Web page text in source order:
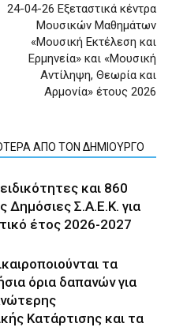
24-04-26 Εξεταστικά κέντρα
Μουσικών Μαθημάτων
«Μουσική Εκτέλεση και
Ερμηνεία» και «Μουσική
Αντίληψη, Θεωρία και
Αρμονία» έτους 2026
ΑΠΟ ΤΟΝ ΔΗΜΙΟΥΡΓΟ
και 860
Δημόσιες Σ.Α.Ε.Κ. για
έτος 2026-2027
τα
όρια δαπανών για
Κατάρτισης και τα